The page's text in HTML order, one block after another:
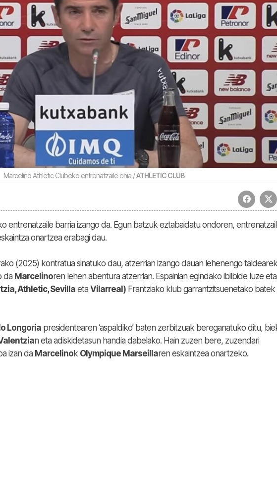
Marcelino Athletic Clubeko entrenatzaile ohia /ATHLETIC CLUB
entrenatzaile barria izango da. Egun batzuk eztabaidatu ondoren,
onartzea erabagi dau.
(2025) kontratua sinatuko dau, atzerrian izango dauan lehenengo
da Marcelinoren lehen abentura atzerrian. Espainian egindako ibilbide luze eta
Athletic, Sevilla eta Vilarreal) Frantziako klub garrantzitsuenetako batek
Longoria presidentearen ‘aspaldiko’ baten zerbitzuak bereganatuko ditu,
n eta adiskidetasun handia dabelako. Hain zuzen bere, zuzendari
izan da Marcelinok Olympique Marseillaren eskaintzea onartzeko.